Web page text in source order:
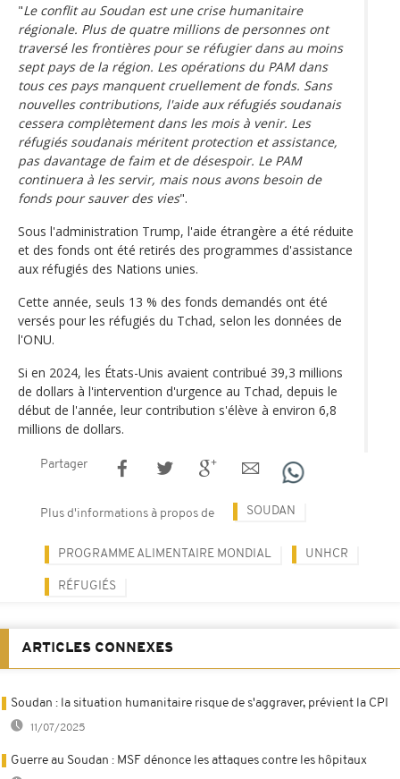
"Le conflit au Soudan est une crise humanitaire
régionale. Plus de quatre millions de personnes ont
traversé les frontières pour se réfugier dans au moins
sept pays de la région. Les opérations du PAM dans
tous ces pays manquent cruellement de fonds. Sans
nouvelles contributions, l'aide aux réfugiés soudanais
cessera complètement dans les mois à venir. Les
réfugiés soudanais méritent protection et assistance,
pas davantage de faim et de désespoir. Le PAM
continuera à les servir, mais nous avons besoin de
fonds pour sauver des vies".
Sous l'administration Trump, l'aide étrangère a été réduite
et des fonds ont été retirés des programmes d'assistance
aux réfugiés des Nations unies.
Cette année, seuls 13 % des fonds demandés ont été
versés pour les réfugiés du Tchad, selon les données de
l'ONU.
Si en 2024, les États-Unis avaient contribué 39,3 millions
de dollars à l'intervention d'urgence au Tchad, depuis le
début de l'année, leur contribution s'élève à environ 6,8
millions de dollars.
Partager
Plus d'informations à propos de SOUDAN
PROGRAMME ALIMENTAIRE MONDIAL UNHCR
RÉFUGIÉS
ARTICLES CONNEXES
Soudan : la situation humanitaire risque de s'aggraver, prévient la CPI
11/07/2025
Guerre au Soudan : MSF dénonce les attaques contre les hôpitaux